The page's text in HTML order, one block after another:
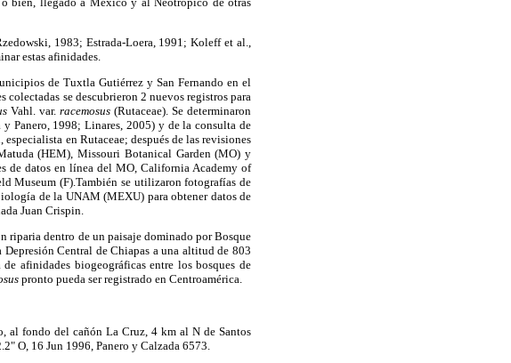
1983; Estrada-Loera, 1991; Koleff et al.,
estas afinidades.
de Tuxtla Gutiérrez y San Fernando en el
se descubrieron 2 nuevos registros para
Vahl. var. racemosus (Rutaceae). Se determinaron
Panero, 1998; Linares, 2005) y de la consulta de
en Rutaceae; después de las revisiones
(HEM), Missouri Botanical Garden (MO) y
de datos en línea del MO, California Academy of
Museum (F).También se utilizaron fotografías de
de la UNAM (MEXU) para obtener datos de
Juan Crispin.
riparia dentro de un paisaje dominado por Bosque
Central de Chiapas a una altitud de 803
afinidades biogeográficas entre los bosques de
pronto pueda ser registrado en Centroamérica.
al fondo del cañón La Cruz, 4 km al N de Santos
O, 16 Jun 1996, Panero y Calzada 6573.